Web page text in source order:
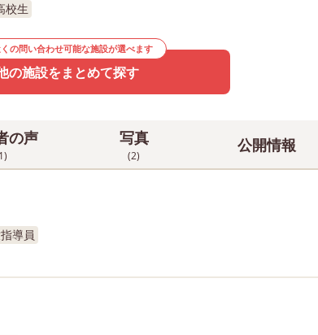
校生
の問い合わせ可能な施設が選べます
の施設をまとめて探す
の声 写真
(2)
公開情報
導員